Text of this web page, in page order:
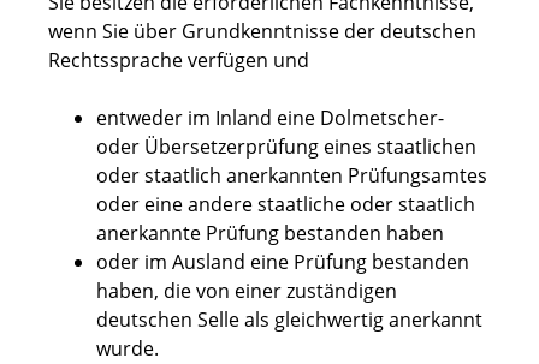
wenn Sie über Grundkenntnisse der deutschen
Rechtssprache verfügen und
entweder im Inland eine Dolmetscher-
oder Übersetzerprüfung eines staatlichen
oder staatlich anerkannten Prüfungsamtes
oder eine andere staatliche oder staatlich
anerkannte Prüfung bestanden haben
oder im Ausland eine Prüfung bestanden
haben, die von einer zuständigen
deutschen Selle als gleichwertig anerkannt
wurde.